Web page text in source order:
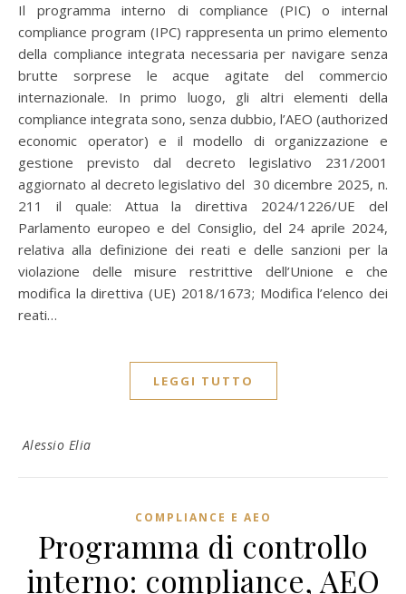
Il programma interno di compliance (PIC) o internal
compliance program (IPC) rappresenta un primo elemento
della compliance integrata necessaria per navigare senza
brutte sorprese le acque agitate del commercio
internazionale. In primo luogo, gli altri elementi della
compliance integrata sono, senza dubbio, l’AEO (authorized
economic operator) e il modello di organizzazione e
gestione previsto dal decreto legislativo 231/2001
aggiornato al decreto legislativo del 30 dicembre 2025, n.
211 il quale: Attua la direttiva 2024/1226/UE del
Parlamento europeo e del Consiglio, del 24 aprile 2024,
relativa alla definizione dei reati e delle sanzioni per la
violazione delle misure restrittive dell’Unione e che
modifica la direttiva (UE) 2018/1673; Modifica l’elenco dei
reati…
LEGGI TUTTO
Alessio Elia
COMPLIANCE E AEO
Programma di controllo
interno: compliance, AEO